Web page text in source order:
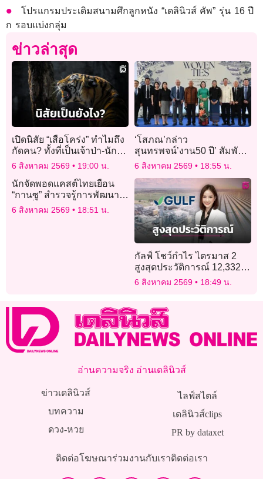
โปรแกรมประเดิมสนามศึกลูกหนัง “เดลินิวส์ คัพ” รุ่น 16 ปี
ก รอบแบ่งกลุ่ม
ข่าวล่าสุด
เปิดนิสัย “เสือโคร่ง” ทำไมถึง
กัดคน? ทั้งที่เป็นเจ้าป่า-นักล่า
ผู้รักความสันโดษ
6 สิงหาคม 2569 19:00 น.
‘โสภณ’กล่าว
สุนทรพจน์’งาน50 ปี’ สัมพันธ์
ทางการทูต’ไทย-เวียดนาม’ สู่
ด้าน’
6 สิงหาคม 2569 18:55 น.
นักจัดพอดแคสต์ไทยเยือน
“กานซู” สำรวจรู้การพัฒนา
ท้องถิ่น
6 สิงหาคม 2569 18:51 น.
กัลฟ์ โชว์กำไร ไตรมาส 2
สูงสุดประวัติการณ์ 12,332
ล้าน จากธุรกิจพลังงาน – เอ
6 สิงหาคม 2569 18:49 น.
อ่านความจริง อ่านเดลินิวส์
ข่าวเดลินิวส์
บทความ
ดวง-หวย
ไลฟ์สไตล์
เดลินิวส์clips
PR by dataxet
ติดต่อโฆษณาร่วมงานกับเราติดต่อเรา